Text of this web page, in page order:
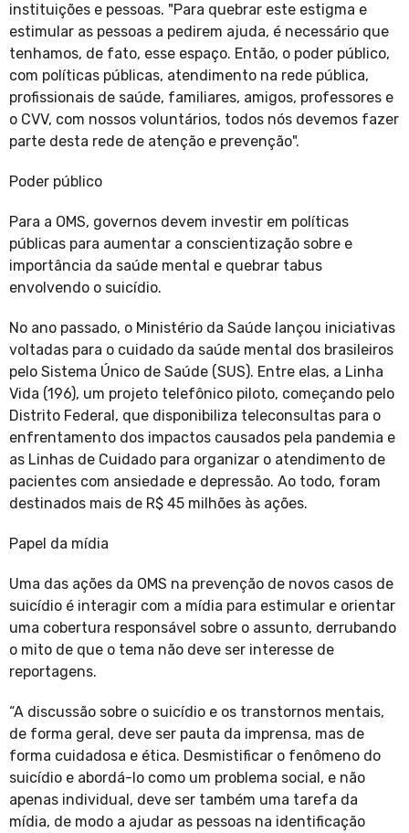
instituições e pessoas. "Para quebrar este estigma e
estimular as pessoas a pedirem ajuda, é necessário que
tenhamos, de fato, esse espaço. Então, o poder público,
com políticas públicas, atendimento na rede pública,
profissionais de saúde, familiares, amigos, professores e
o CVV, com nossos voluntários, todos nós devemos fazer
parte desta rede de atenção e prevenção".
Poder público
Para a OMS, governos devem investir em políticas
públicas para aumentar a conscientização sobre e
importância da saúde mental e quebrar tabus
envolvendo o suicídio.
No ano passado, o Ministério da Saúde lançou iniciativas
voltadas para o cuidado da saúde mental dos brasileiros
pelo Sistema Único de Saúde (SUS). Entre elas, a Linha
Vida (196), um projeto telefônico piloto, começando pelo
Distrito Federal, que disponibiliza teleconsultas para o
enfrentamento dos impactos causados pela pandemia e
as Linhas de Cuidado para organizar o atendimento de
pacientes com ansiedade e depressão. Ao todo, foram
destinados mais de R$ 45 milhões às ações.
Papel da mídia
Uma das ações da OMS na prevenção de novos casos de
suicídio é interagir com a mídia para estimular e orientar
uma cobertura responsável sobre o assunto, derrubando
o mito de que o tema não deve ser interesse de
reportagens.
“A discussão sobre o suicídio e os transtornos mentais,
de forma geral, deve ser pauta da imprensa, mas de
forma cuidadosa e ética. Desmistificar o fenômeno do
suicídio e abordá-lo como um problema social, e não
apenas individual, deve ser também uma tarefa da
mídia, de modo a ajudar as pessoas na identificação